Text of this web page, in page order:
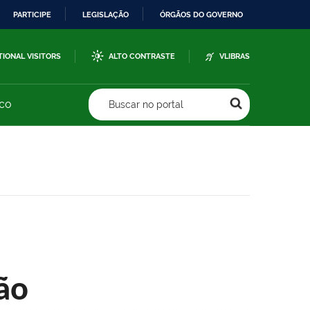
PARTICIPE LEGISLAÇÃO ÓRGÃOS DO GOVERNO
VISITORS ALTO CONTRASTE VLIBRAS
Buscar no portal